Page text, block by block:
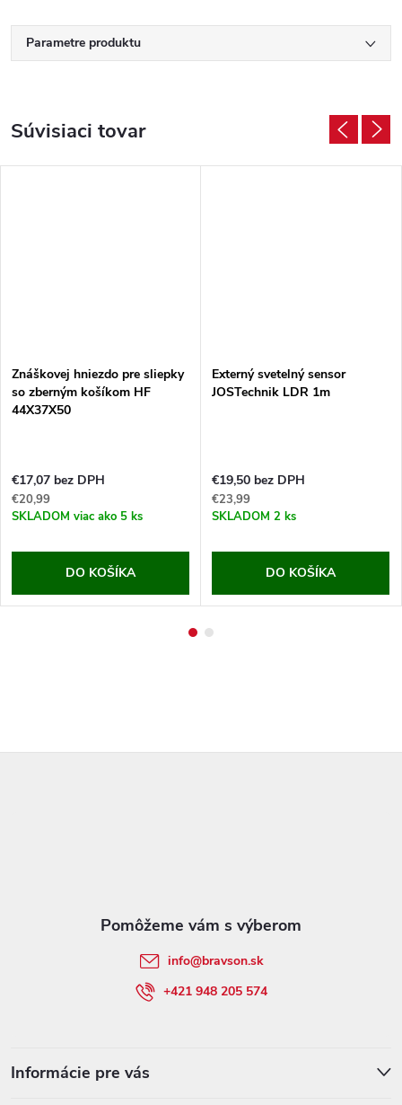
Parametre produktu
Súvisiaci tovar
Znáškovej hniezdo pre sliepky
so zberným košíkom HF
44X37X50
€17,07 bez DPH
€20,99
SKLADOM viac ako 5 ks
DO KOŠÍKA
Externý svetelný sensor
JOSTechnik LDR 1m
€19,50 bez DPH
€23,99
SKLADOM 2 ks
DO KOŠÍKA
info@bravson.sk
+421 948 205 574
Informácie pre vás